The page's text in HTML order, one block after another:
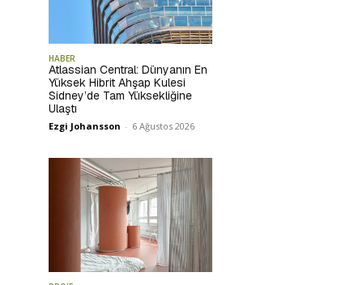
HABER
Atlassian Central: Dünyanın En
Yüksek Hibrit Ahşap Kulesi
Sidney’de Tam Yüksekliğine
Ulaştı
Ezgi Johansson - 6 Ağustos 2026